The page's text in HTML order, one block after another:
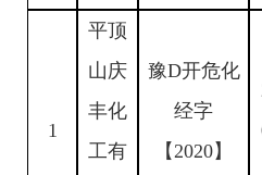
1
平顶
山庆
丰化
工有
豫D开危化
经字
【2020】